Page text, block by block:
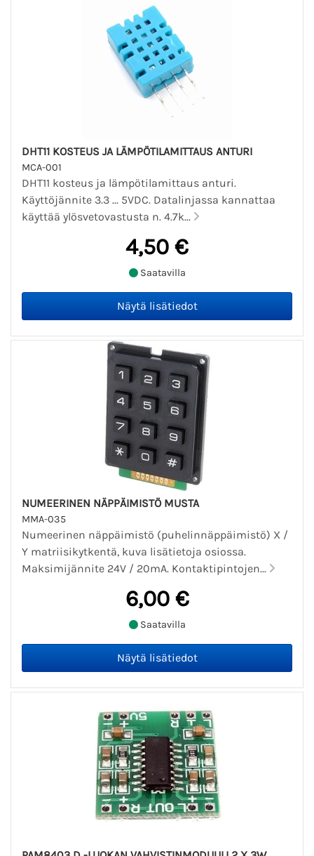
DHT11 KOSTEUS JA LÄMPÖTILAMITTAUS ANTURI
MCA-001
DHT11 kosteus ja lämpötilamittaus anturi.
Käyttöjännite 3.3 ... 5VDC. Datalinjassa kannattaa
käyttää ylösvetovastusta n. 4.7k...
4,50 €
Saatavilla
NUMEERINEN NÄPPÄIMISTÖ MUSTA
MMA-035
Numeerinen näppäimistö (puhelinnäppäimistö) X /
Y matriisikytkentä, kuva lisätietoja osiossa.
Maksimijännite 24V / 20mA. Kontaktipintojen...
6,00 €
Saatavilla